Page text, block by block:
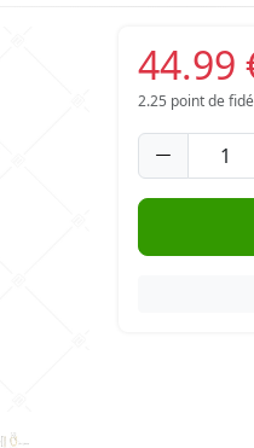
44.99
2.25 point de